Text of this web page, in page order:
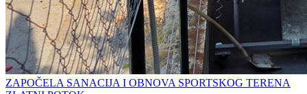
ZAPOČELA SANACIJA I OBNOVA SPORTSKOG TERENA